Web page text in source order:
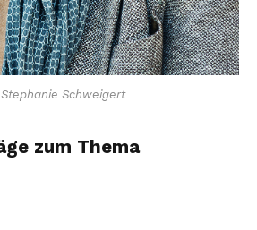
Schweigert
zum Thema